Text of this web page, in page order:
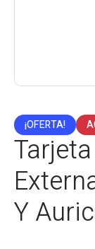
¡OFERTA!
Y